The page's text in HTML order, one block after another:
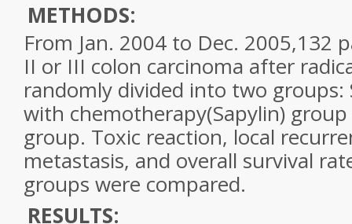
METHODS:
From Jan. 2004 to Dec. 2005,132
II or III colon carcinoma after
randomly divided into two groups:
with chemotherapy(Sapylin)
group. Toxic reaction, local
metastasis, and overall survival
groups were compared.
RESULTS: